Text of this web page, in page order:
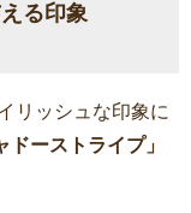
る印象
リッシュな印象に
ドーストライプ」